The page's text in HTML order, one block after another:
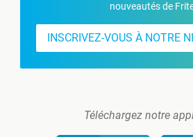
nouveautés de
INSCRIVEZ-VOUS À NOTRE
Téléchargez notre